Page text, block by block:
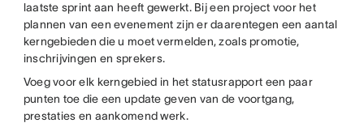
laatste sprint aan heeft gewerkt. Bij een project voor het
plannen van een evenement zijn er daarentegen een aantal
kerngebieden die u moet vermelden, zoals promotie,
inschrijvingen en sprekers.
Voeg voor elk kerngebied in het statusrapport een paar
punten toe die een update geven van de voortgang,
prestaties en aankomend werk.